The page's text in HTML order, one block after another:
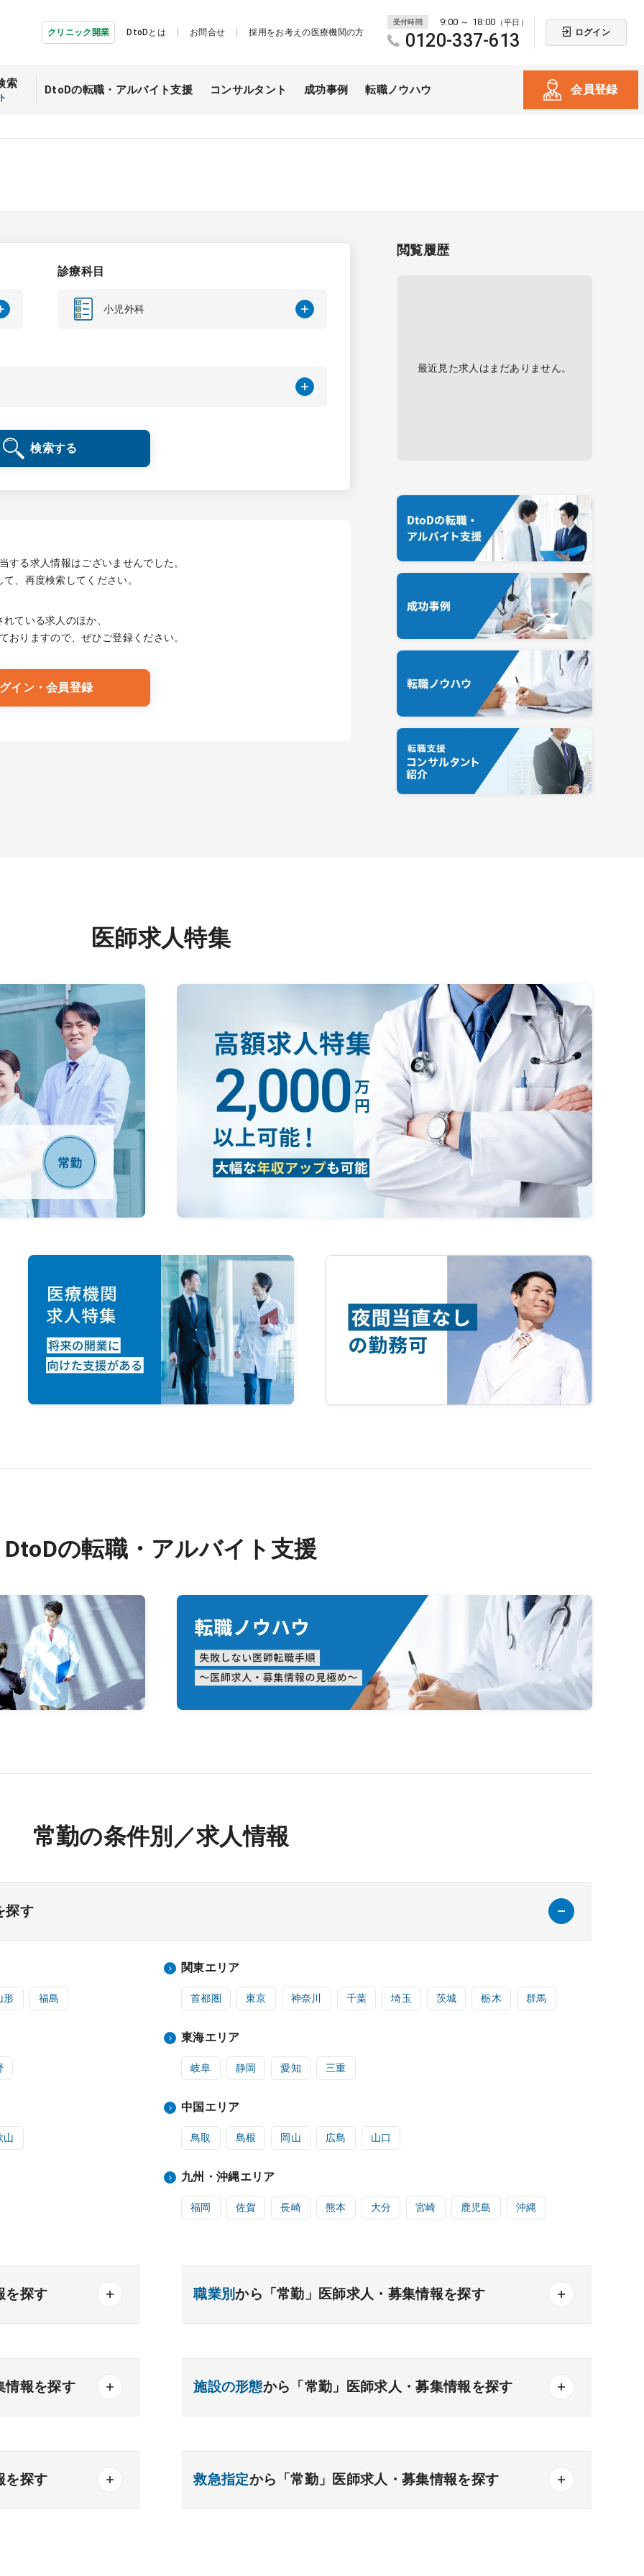
クリニック開業 DtoDとは お問合せ 採用をお考えの医療機関の方
受付時間 9:00 ～ 18:00 （平日）
0120-337-613 ログイン
索 DtoDの転職・ アルバイト支援 コンサルタント 成功事例 転職ノウハウ 会員登録
診療科目
小児外科
検索する
する求人情報はございませんでした。
、再度検索してください。
れている求人のほか、
おりますので、ぜひご登録ください。
イン・会員登録
閲覧履歴
最近見た求人はまだありません。
医師求人特集
DtoDの転職・アルバイト支援
常勤の条件別／求人情報
探す
形 福島
関東エリア
首都圏 東京 神奈川 千葉 埼玉 茨城 栃木 群馬
東海エリア
岐阜 静岡 愛知 三重
山
中国エリア
鳥取 島根 岡山 広島 山口
九州・沖縄エリア
福岡 佐賀 長崎 熊本 大分 宮崎 鹿児島 沖縄
を探す
内科 内分泌内科
科 老人内科
器外科
職業別から「常勤」医師求人・募集情報を探す
情報を探す 施設の形態から「常勤」医師求人・募集情報を探す
を探す 救急指定から「常勤」医師求人・募集情報を探す